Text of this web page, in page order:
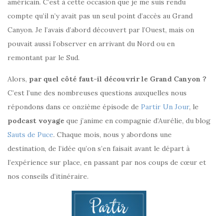
américain. C’est à cette occasion que je me suis rendu
compte qu’il n’y avait pas un seul point d’accès au Grand
Canyon. Je l’avais d’abord découvert par l’Ouest, mais on
pouvait aussi l’observer en arrivant du Nord ou en
remontant par le Sud.
Alors, par quel côté faut-il découvrir le Grand Canyon ?
C’est l’une des nombreuses questions auxquelles nous
répondons dans ce onzième épisode de Partir Un Jour, le
podcast voyage que j’anime en compagnie d’Aurélie, du blog
Sauts de Puce. Chaque mois, nous y abordons une
destination, de l’idée qu’on s’en faisait avant le départ à
l’expérience sur place, en passant par nos coups de cœur et
nos conseils d’itinéraire.